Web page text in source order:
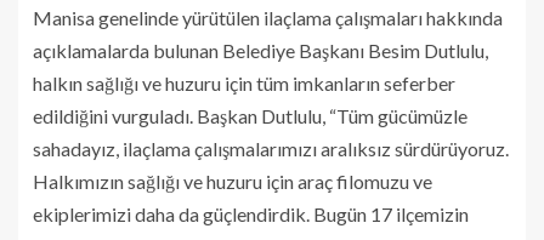
Manisa genelinde yürütülen ilaçlama çalışmaları hakkında
açıklamalarda bulunan Belediye Başkanı Besim Dutlulu,
halkın sağlığı ve huzuru için tüm imkanların seferber
edildiğini vurguladı. Başkan Dutlulu, “Tüm gücümüzle
sahadayız, ilaçlama çalışmalarımızı aralıksız sürdürüyoruz.
Halkımızın sağlığı ve huzuru için araç filomuzu ve
ekiplerimizi daha da güçlendirdik. Bugün 17 ilçemizin